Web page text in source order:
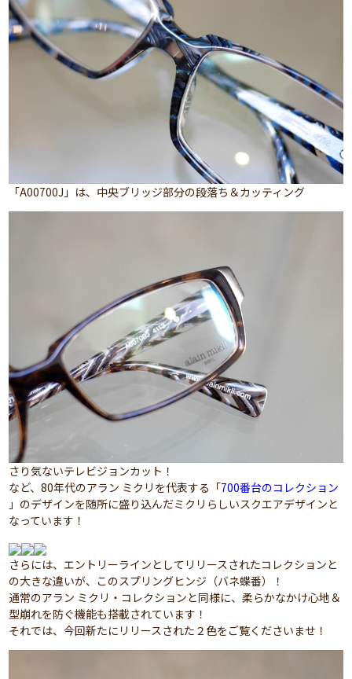
「A00700J」は、中央ブリッジ部分の段落ち＆カッティング
さり気ないテレビジョンカット！
など、80年代のアラン ミクリを代表する「700番台のコレクション
」のデザインを随所に盛り込んだミクリらしいスクエアデザインと
なっています！
さらには、エントリーラインとしてリリースされたコレクションと
の大きな違いが、このスプリングヒンジ（バネ蝶番）！
通常のアラン ミクリ・コレクションと同様に、柔らかなかけ心地＆
型崩れを防ぐ機能も搭載されています！
それでは、今回新たにリリースされた２色をご覧くださいませ！